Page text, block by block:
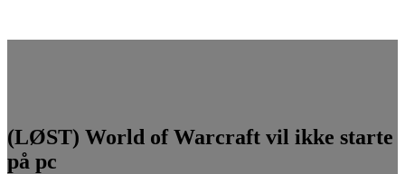
(LØST) World of Warcraft vil ikke starte
på pc